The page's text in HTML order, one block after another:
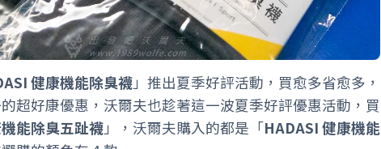
健康機能除臭襪 」推出夏季好評活動，買愈多省愈多，
超好康優惠，沃爾夫也趁著這一波夏季好評優惠活動，買
能除臭五趾襪」，沃爾夫購入的都是「HADASI 健康機能